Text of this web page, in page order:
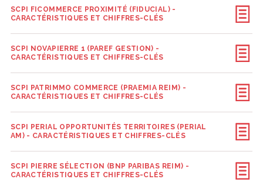
SCPI FICOMMERCE PROXIMITÉ (FIDUCIAL) -
CARACTÉRISTIQUES ET CHIFFRES-CLÉS
SCPI NOVAPIERRE 1 (PAREF GESTION) -
CARACTÉRISTIQUES ET CHIFFRES-CLÉS
SCPI PATRIMMO COMMERCE (PRAEMIA REIM) -
CARACTÉRISTIQUES ET CHIFFRES-CLÉS
SCPI PERIAL OPPORTUNITÉS TERRITOIRES (PERIAL
AM) - CARACTÉRISTIQUES ET CHIFFRES-CLÉS
SCPI PIERRE SÉLECTION (BNP PARIBAS REIM) -
CARACTÉRISTIQUES ET CHIFFRES-CLÉS